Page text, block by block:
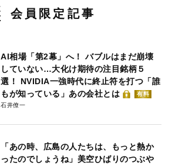
会員限定記事
AI相場「第2幕」へ！ バブルはまだ崩壊
していない…大化け期待の注目銘柄５
選！ NVIDIA一強時代に終止符を打つ「誰
もが知っている」あの会社とは
有料
石井僚一
「あの時、広島の人たちは、もっと熱か
ったのでしょうね」美空ひばりのつぶや